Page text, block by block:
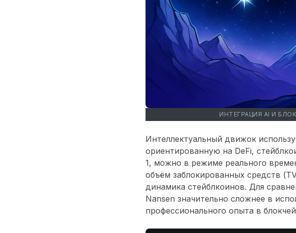
ИНТЕГРАЦИЯ AI И
Интеллектуальный движок
ориентированную на DeFi,
1, можно в режиме реального
объём заблокированных средств
динамика стейблкоинов. Для
Nansen значительно сложнее в
профессионального опыта в